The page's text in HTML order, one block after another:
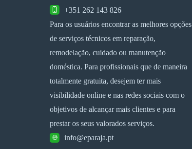
+351 262 143 826
Para os usuários encontrar as melhores opções
de serviços técnicos em reparação,
remodelação, cuidado ou manutenção
doméstica. Para profissionais que de maneira
totalmente gratuita, desejem ter mais
visibilidade online e nas redes sociais com o
objetivos de alcançar mais clientes e para
prestar os seus valorados serviços.
info@eparaja.pt